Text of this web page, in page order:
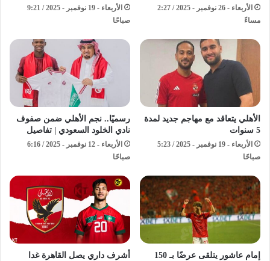
الأربعاء - 26 نوفمبر - 2025 / 2:27
مساءً
الأربعاء - 19 نوفمبر - 2025 / 9:21
صباحًا
الأهلي يتعاقد مع مهاجم جديد لمدة
5 سنوات
الأربعاء - 19 نوفمبر - 2025 / 5:23
صباحًا
رسميًا.. نجم الأهلي ضمن صفوف
نادي الخلود السعودي | تفاصيل
الأربعاء - 12 نوفمبر - 2025 / 6:16
صباحًا
إمام عاشور يتلقى عرضًا بـ 150
أشرف داري يصل القاهرة غدا